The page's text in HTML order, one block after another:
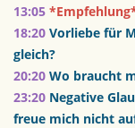
13:05
18:20 Vorliebe für
gleich?
20:20 Wo braucht
23:20 Negative
freue mich nicht